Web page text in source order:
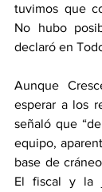
tuvimos que
No hubo
declaró en
Aunque
esperar a los
señaló que
equipo,
base de
El fiscal y la